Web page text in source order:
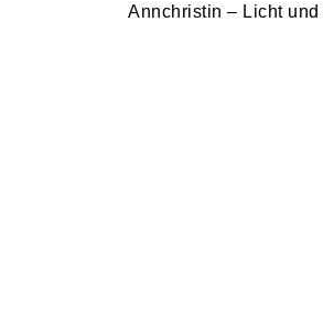
Annchristin – Licht und